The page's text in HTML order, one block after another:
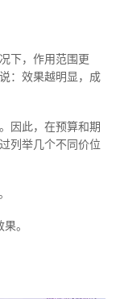
下，作用范围更
：效果越明显，成
因此，在预算和期
列举几个不同价位
。